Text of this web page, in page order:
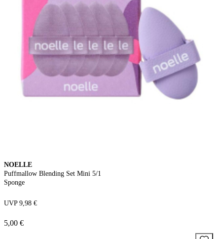
NOELLE
Puffmallow Blending Set Mini 5/1
Sponge
UVP 9,98 €
5,00 €